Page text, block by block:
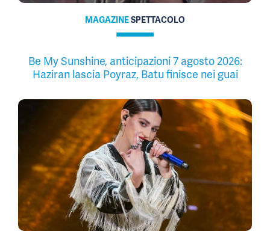
MAGAZINESPETTACOLO
Be My Sunshine, anticipazioni 7 agosto 2026:
Haziran lascia Poyraz, Batu finisce nei guai